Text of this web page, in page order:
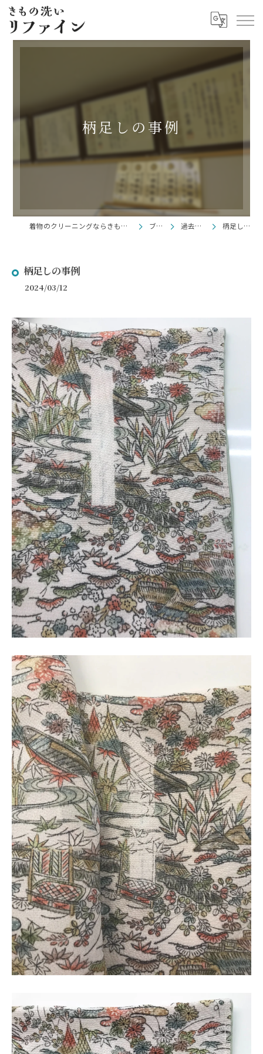
柄足しの事例
着物のクリーニングならきもの洗い リファイン ブログ 過去ブログ 柄足しの事例
柄足しの事例
2024/03/12